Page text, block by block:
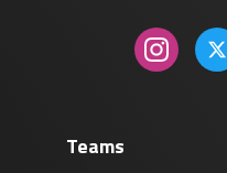
Teams